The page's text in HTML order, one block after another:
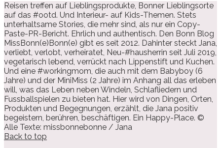
Reisen treffen auf Lieblingsprodukte, Bonner Lieblingsorte
auf das #ootd. Und Interieur- auf Kids-Themen. Stets
unterhaltsame Stories, die mehr sind, als nur ein Copy-
Paste-PR-Bericht. Ehrlich und authentisch. Den Bonn Blog
MissBonn(e)Bonn(e) gibt es seit 2012. Dahinter steckt Jana,
verliebt, verlobt, verheiratet, Neu-#hausherrin seit Juli 2019,
vegetarisch lebend, verrückt nach Lippenstift und Kuchen.
Und eine #workingmom, die auch mit dem Babyboy (6
Jahre) und der MiniMiss (2 Jahre) im Anhang all das erleben
will, was das Leben neben Windeln, Schlafliedern und
Fussballspielen zu bieten hat. Hier wird von Dingen, Orten,
Produkten und Begegnungen, erzählt, die Jana positiv
begeistern, berühren, beschäftigen. Ein Happy-Place. ©
Alle Texte: missbonnebonne / Jana
Back to top